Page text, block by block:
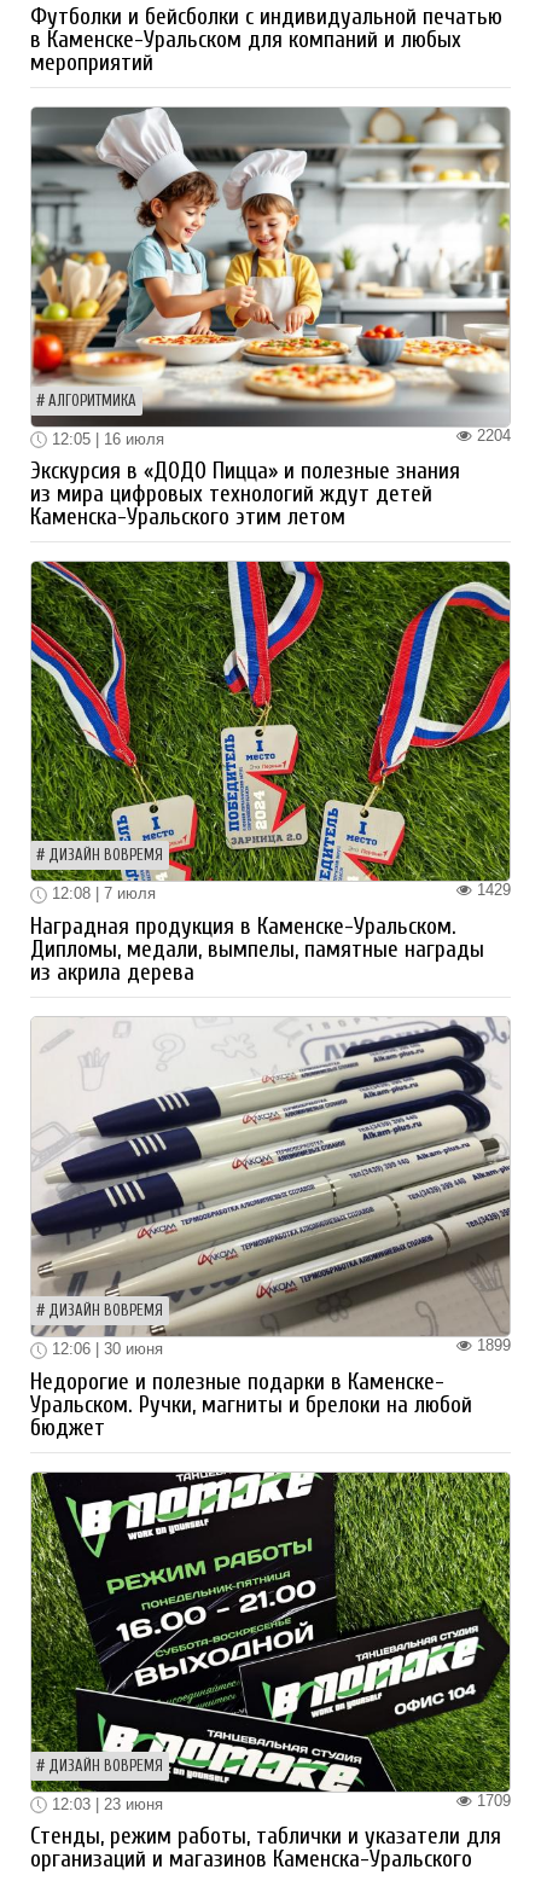
Футболки и бейсболки с индивидуальной печатью
в Каменске-Уральском для компаний и любых
мероприятий
АЛГОРИТМИКА
2204
12:05 | 16 июля
Экскурсия в «ДОДО Пицца» и полезные знания
из мира цифровых технологий ждут детей
Каменска-Уральского этим летом
ДИЗАЙН ВОВРЕМЯ
1429
12:08 | 7 июля
Наградная продукция в Каменске-Уральском.
Дипломы, медали, вымпелы, памятные награды
из акрила дерева
ДИЗАЙН ВОВРЕМЯ
1899
12:06 | 30 июня
Недорогие и полезные подарки в Каменске-
Уральском. Ручки, магниты и брелоки на любой
бюджет
ДИЗАЙН ВОВРЕМЯ
1709
12:03 | 23 июня
Стенды, режим работы, таблички и указатели для
организаций и магазинов Каменска-Уральского